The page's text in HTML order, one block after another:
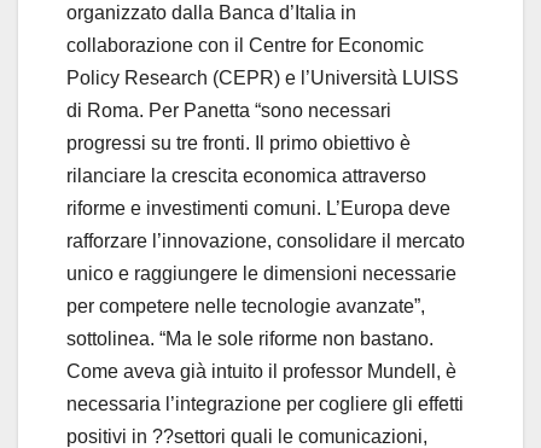
organizzato dalla Banca d’Italia in
collaborazione con il Centre for Economic
Policy Research (CEPR) e l’Università LUISS
di Roma. Per Panetta “sono necessari
progressi su tre fronti. Il primo obiettivo è
rilanciare la crescita economica attraverso
riforme e investimenti comuni. L’Europa deve
rafforzare l’innovazione, consolidare il mercato
unico e raggiungere le dimensioni necessarie
per competere nelle tecnologie avanzate”,
sottolinea. “Ma le sole riforme non bastano.
Come aveva già intuito il professor Mundell, è
necessaria l’integrazione per cogliere gli effetti
positivi in ??settori quali le comunicazioni,